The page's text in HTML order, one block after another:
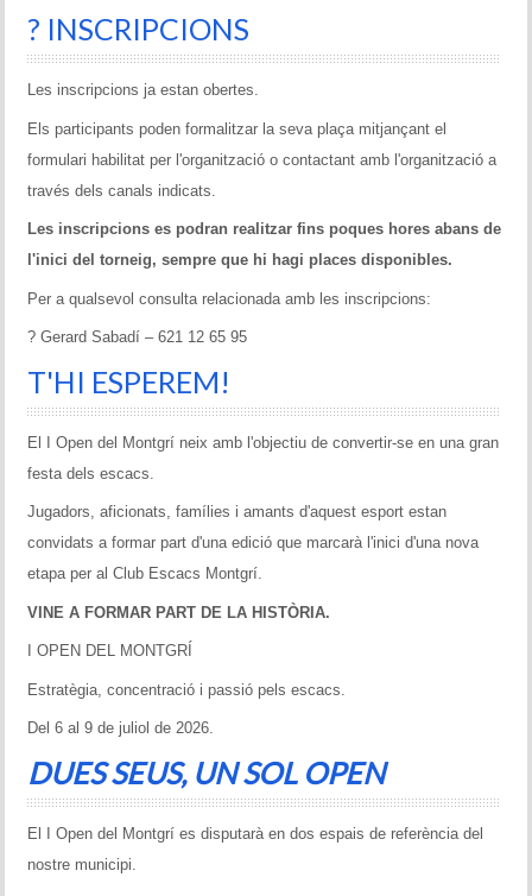
? INSCRIPCIONS
Les inscripcions ja estan obertes.
Els participants poden formalitzar la seva plaça mitjançant el
formulari habilitat per l'organització o contactant amb l'organització a
través dels canals indicats.
Les inscripcions es podran realitzar fins poques hores abans de
l'inici del torneig, sempre que hi hagi places disponibles.
Per a qualsevol consulta relacionada amb les inscripcions:
? Gerard Sabadí – 621 12 65 95
T'HI ESPEREM!
El I Open del Montgrí neix amb l'objectiu de convertir-se en una gran
festa dels escacs.
Jugadors, aficionats, famílies i amants d'aquest esport estan
convidats a formar part d'una edició que marcarà l'inici d'una nova
etapa per al Club Escacs Montgrí.
VINE A FORMAR PART DE LA HISTÒRIA.
I OPEN DEL MONTGRÍ
Estratègia, concentració i passió pels escacs.
Del 6 al 9 de juliol de 2026.
DUES SEUS, UN SOL OPEN
El I Open del Montgrí es disputarà en dos espais de referència del
nostre municipi.